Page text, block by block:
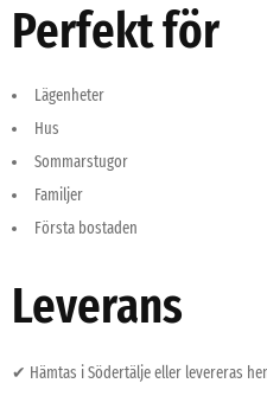
Perfekt för
Lägenheter
Hus
Sommarstugor
Familjer
Första bostaden
Leverans
✔ Hämtas i Södertälje eller levereras